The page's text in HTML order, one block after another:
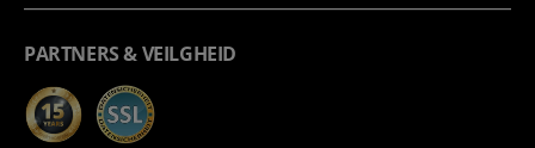
PARTNERS & VEILGHEID